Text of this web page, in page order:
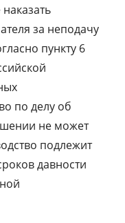
за неподачу
пункту 6
по делу об
не может
подлежит
давности